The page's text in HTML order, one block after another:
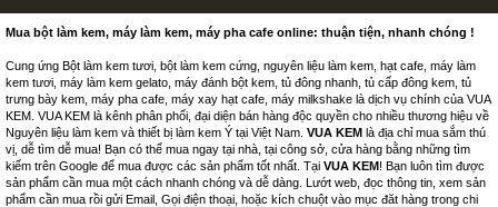
Mua bột làm kem, máy làm kem, máy pha cafe online: thuận tiện, nhanh chóng !
Cung ứng Bột làm kem tươi, bột làm kem cứng, nguyên liệu làm kem, hạt cafe, máy làm
kem tươi, máy làm kem gelato, máy đánh bột kem, tủ đông nhanh, tủ cấp đông kem, tủ
trưng bày kem, máy pha cafe, máy xay hạt cafe, máy milkshake là dịch vụ chính của VUA
KEM. VUA KEM là kênh phân phối, đại diện bán hàng độc quyền cho nhiều thương hiệu về
Nguyên liệu làm kem và thiết bị làm kem Ý tại Việt Nam. VUA KEM là địa chỉ mua sắm thú
vị, dễ tìm dễ mua! Bạn có thể mua ngay tại nhà, tại công sở, cửa hàng bằng những tìm
kiếm trên Google để mua được các sản phẩm tốt nhất. Tại VUA KEM! Bạn luôn tìm được
sản phẩm cần mua một cách nhanh chóng và dễ dàng. Lướt web, đọc thông tin, xem sản
phẩm cần mua rồi gửi Email, Gọi điện thoại, hoặc kích chuột vào mục đăt hàng trong chi